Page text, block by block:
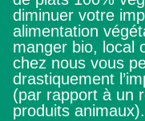
diminuer votre
alimentation
manger bio, local
chez nous vous
drastiquement
(par rapport à un
produits animaux).